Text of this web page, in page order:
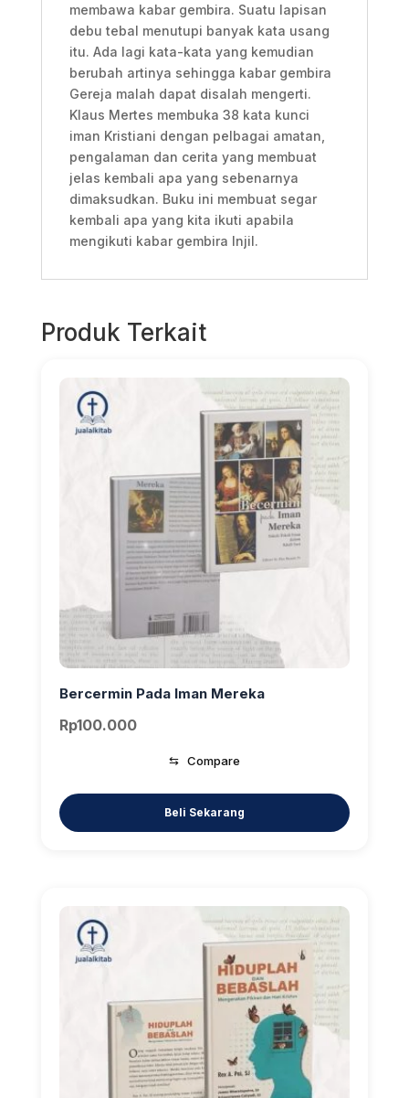
membawa kabar gembira. Suatu lapisan
debu tebal menutupi banyak kata usang
itu. Ada lagi kata-kata yang kemudian
berubah artinya sehingga kabar gembira
Gereja malah dapat disalah mengerti.
Klaus Mertes membuka 38 kata kunci
iman Kristiani dengan pelbagai amatan,
pengalaman dan cerita yang membuat
jelas kembali apa yang sebenarnya
dimaksudkan. Buku ini membuat segar
kembali apa yang kita ikuti apabila
mengikuti kabar gembira Injil.
Produk Terkait
Bercermin Pada Iman Mereka
Rp100.000
⇆ Compare